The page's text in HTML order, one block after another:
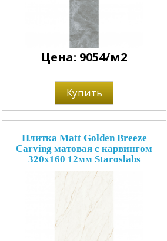
Цена: 9054/м2
Купить
Плитка Matt Golden Breeze
Carving матовая с карвингом
320x160 12мм Staroslabs